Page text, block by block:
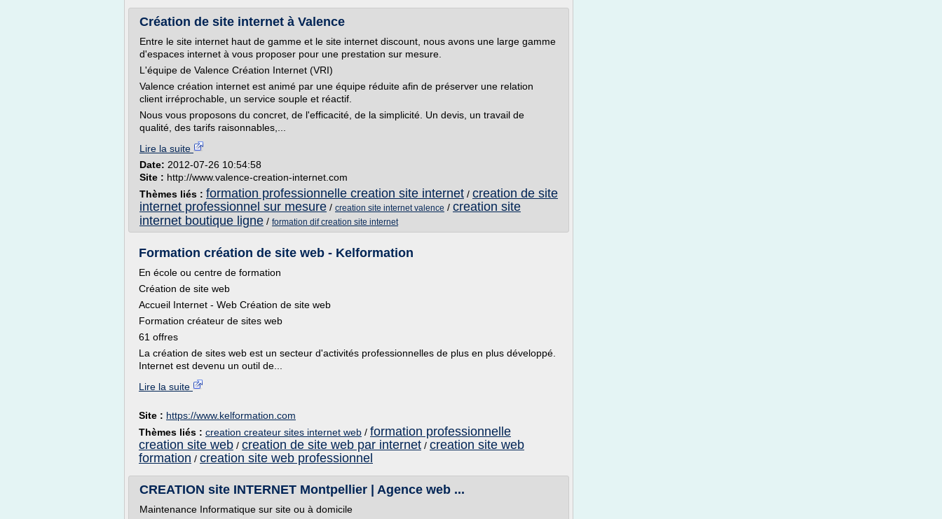
Création de site internet à Valence
Entre le site internet haut de gamme et le site internet discount, nous avons une large gamme
d'espaces internet à vous proposer pour une prestation sur mesure.
L'équipe de Valence Création Internet (VRI)
Valence création internet est animé par une équipe réduite afin de préserver une relation
client irréprochable, un service souple et réactif.
Nous vous proposons du concret, de l'efficacité, de la simplicité. Un devis, un travail de
qualité, des tarifs raisonnables,...
Lire la suite
Date: 2012-07-26 10:54:58
Site : http://www.valence-creation-internet.com
Thèmes liés : formation professionnelle creation site internet / creation de site
internet professionnel sur mesure / creation site internet valence / creation site
internet boutique ligne / formation dif creation site internet
Formation création de site web - Kelformation
En école ou centre de formation
Création de site web
Accueil Internet - Web Création de site web
Formation créateur de sites web
61 offres
La création de sites web est un secteur d'activités professionnelles de plus en plus développé.
Internet est devenu un outil de...
Lire la suite
Site : https://www.kelformation.com
Thèmes liés : creation createur sites internet web / formation professionnelle
creation site web / creation de site web par internet / creation site web
formation / creation site web professionnel
CREATION site INTERNET Montpellier | Agence web ...
Maintenance Informatique sur site ou à domicile